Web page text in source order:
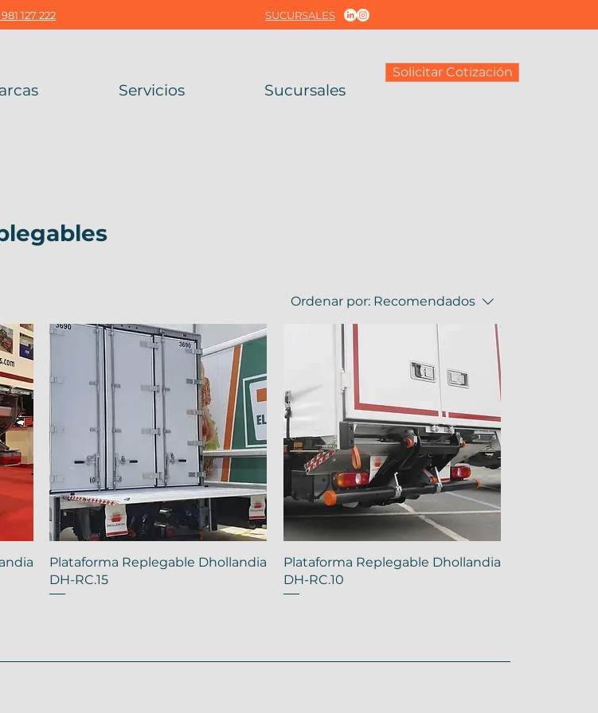
981 127 222 SUCURSALES
Servicios Sucursales
Solicitar Cotización
Ordenar por: Recomendados
Plataforma Replegable Dhollandia
DH-RC.15
Plataforma Replegable Dhollandia
DH-RC.10